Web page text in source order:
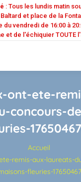
: Tous les lundis matin
et place de la
du vendredi de 16:00 à
et de l'échiquier TOUTE
ont-ete-
concours-
Accueil
remis-aux-laureats-
fleuries-